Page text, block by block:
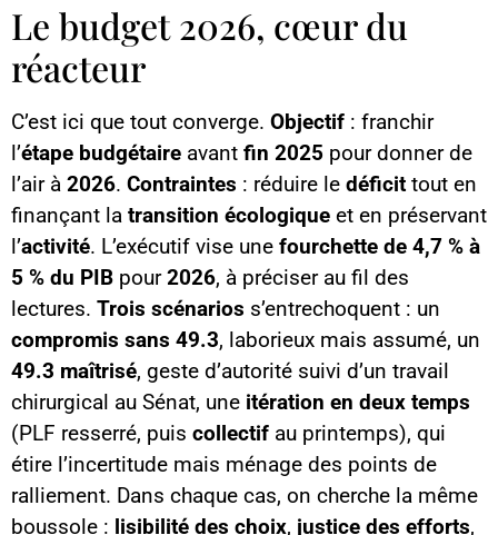
Le budget 2026, cœur du
réacteur
C’est ici que tout converge. Objectif : franchir
l’étape budgétaire avant fin 2025 pour donner de
l’air à 2026. Contraintes : réduire le déficit tout en
finançant la transition écologique et en préservant
l’activité. L’exécutif vise une fourchette de 4,7 % à
5 % du PIB pour2026, à préciser au fil des
lectures. Trois scénarios s’entrechoquent : un
compromis sans 49.3, laborieux mais assumé, un
49.3 maîtrisé, geste d’autorité suivi d’un travail
chirurgical au Sénat, une itération en deux temps
(PLF resserré, puis collectif au printemps), qui
étire l’incertitude mais ménage des points de
ralliement. Dans chaque cas, on cherche la même
boussole : lisibilité des choix, justice des efforts,